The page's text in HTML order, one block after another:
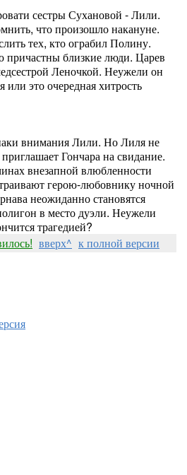
сестры Сухановой - Лили.
что произошло накануне.
тех, кто ограбил Полину.
близкие люди. Царев
Леночкой. Неужели он
это очередная хитрость
внимания Лили. Но Лиля не
Гончара на свидание.
внезапной влюбленности
герою-любовнику ночной
неожиданно становятся
в место дуэли. Неужели
трагедией?
вверх^ к полной версии